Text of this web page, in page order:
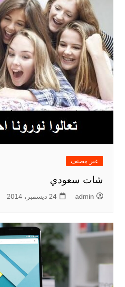
غير مصنف
شات سعودي
admin 24 ديسمبر، 2014